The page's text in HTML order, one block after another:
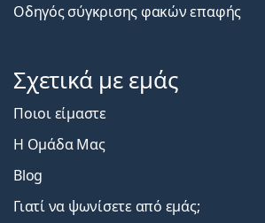
Οδηγός σύγκρισης φακών επαφής
Σχετικά με εμάς
Ποιοι είμαστε
Η Ομάδα Μας
Blog
Γιατί να ψωνίσετε από εμάς;